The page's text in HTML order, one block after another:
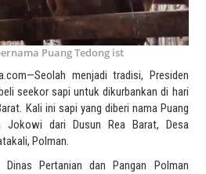
Puang Tedong ist
menjadi tradisi, Presiden
seekor sapi untuk dikurbankan di hari
Kali ini sapi yang diberi nama Puang
Jokowi dari Dusun Rea Barat, Desa
Polman.
Dinas Pertanian dan Pangan Polman